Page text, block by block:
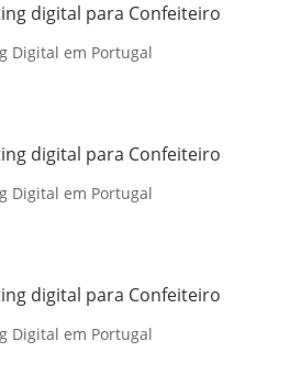
digital para Confeiteiro
Digital em Portugal
digital para Confeiteiro
Digital em Portugal
digital para Confeiteiro
Digital em Portugal